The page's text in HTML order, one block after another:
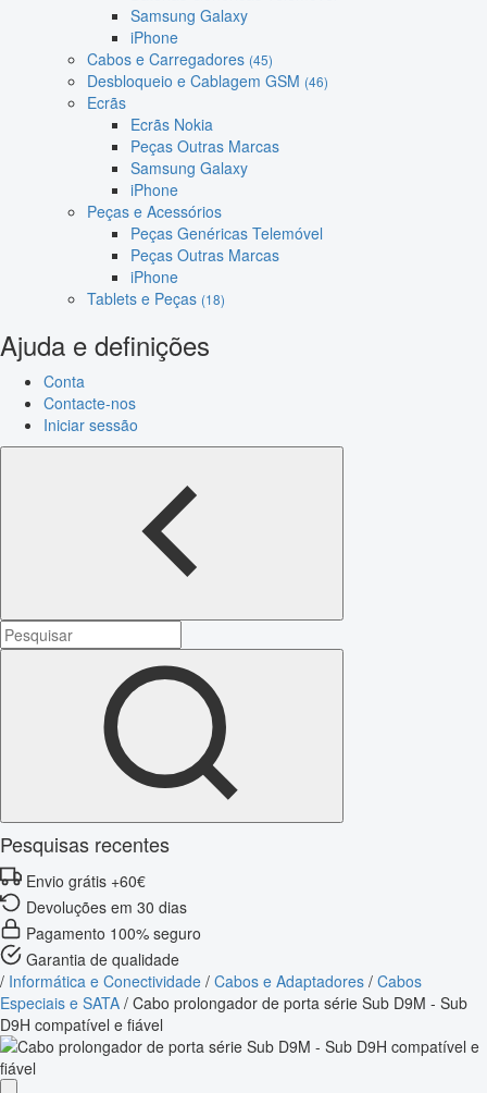
Samsung Galaxy
iPhone
Cabos e Carregadores (45)
Desbloqueio e Cablagem GSM (46)
Ecrãs
Ecrãs Nokia
Peças Outras Marcas
Samsung Galaxy
iPhone
Peças e Acessórios
Peças Genéricas Telemóvel
Peças Outras Marcas
iPhone
Tablets e Peças (18)
Ajuda e definições
Conta
Contacte-nos
Iniciar sessão
Pesquisas recentes
Envio grátis +60€
Devoluções em 30 dias
Pagamento 100% seguro
Garantia de qualidade
/ Informática e Conectividade / Cabos e Adaptadores / Cabos
Especiais e SATA / Cabo prolongador de porta série Sub D9M - Sub
D9H compatível e fiável